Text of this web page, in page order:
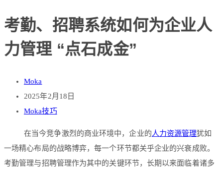
考勤、招聘系统如何为企业人
力管理 “点石成金”
Moka
2025年2月18日
Moka技巧
在当今竞争激烈的商业环境中，企业的人力资源管理犹如
一场精心布局的战略博弈，每一个环节都关乎企业的兴衰成败。
考勤管理与招聘管理作为其中的关键环节，长期以来面临着诸多